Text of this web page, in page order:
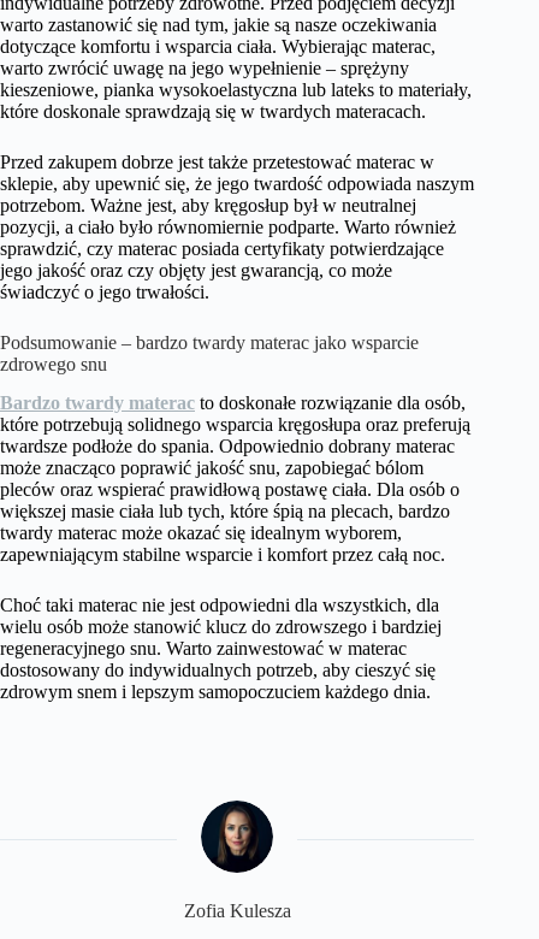
warto zastanowić się nad tym, jakie są nasze oczekiwania
dotyczące komfortu i wsparcia ciała. Wybierając materac,
warto zwrócić uwagę na jego wypełnienie – sprężyny
kieszeniowe, pianka wysokoelastyczna lub lateks to materiały,
które doskonale sprawdzają się w twardych materacach.
Przed zakupem dobrze jest także przetestować materac w
sklepie, aby upewnić się, że jego twardość odpowiada naszym
potrzebom. Ważne jest, aby kręgosłup był w neutralnej
pozycji, a ciało było równomiernie podparte. Warto również
sprawdzić, czy materac posiada certyfikaty potwierdzające
jego jakość oraz czy objęty jest gwarancją, co może
świadczyć o jego trwałości.
Podsumowanie – bardzo twardy materac jako wsparcie
zdrowego snu
Bardzo twardy materac to doskonałe rozwiązanie dla osób,
które potrzebują solidnego wsparcia kręgosłupa oraz preferują
twardsze podłoże do spania. Odpowiednio dobrany materac
może znacząco poprawić jakość snu, zapobiegać bólom
pleców oraz wspierać prawidłową postawę ciała. Dla osób o
większej masie ciała lub tych, które śpią na plecach, bardzo
twardy materac może okazać się idealnym wyborem,
zapewniającym stabilne wsparcie i komfort przez całą noc.
Choć taki materac nie jest odpowiedni dla wszystkich, dla
wielu osób może stanowić klucz do zdrowszego i bardziej
regeneracyjnego snu. Warto zainwestować w materac
dostosowany do indywidualnych potrzeb, aby cieszyć się
zdrowym snem i lepszym samopoczuciem każdego dnia.
Zofia Kulesza